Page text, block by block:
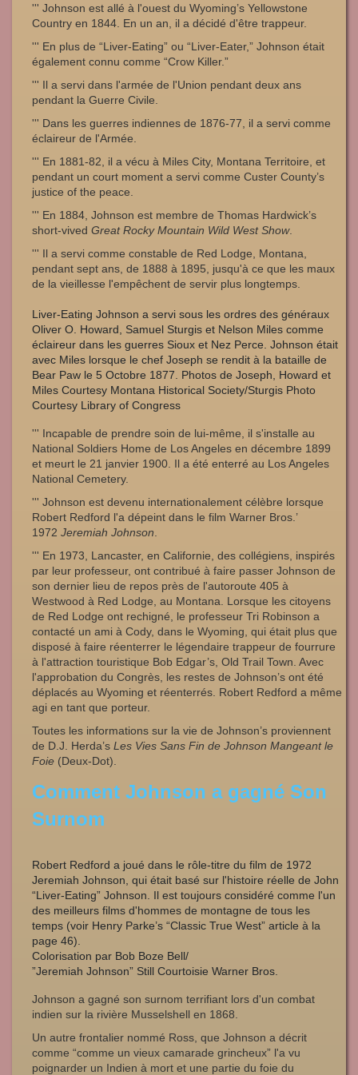
''' Johnson est allé à l'ouest du Wyoming’s Yellowstone
Country en 1844. En un an, il a décidé d'être trappeur.
''' En plus de “Liver-Eating” ou “Liver-Eater,” Johnson était
également connu comme “Crow Killer.”
''' Il a servi dans l'armée de l'Union pendant deux ans
pendant la Guerre Civile.
''' Dans les guerres indiennes de 1876-77, il a servi comme
éclaireur de l'Armée.
''' En 1881-82, il a vécu à Miles City, Montana Territoire, et
pendant un court moment a servi comme Custer County’s
justice of the peace.
''' En 1884, Johnson est membre de Thomas Hardwick’s
short-vived Great Rocky Mountain Wild West Show.
''' Il a servi comme constable de Red Lodge, Montana,
pendant sept ans, de 1888 à 1895, jusqu'à ce que les maux
de la vieillesse l'empêchent de servir plus longtemps.
Liver-Eating Johnson a servi sous les ordres des généraux
Oliver O. Howard, Samuel Sturgis et Nelson Miles comme
éclaireur dans les guerres Sioux et Nez Perce. Johnson était
avec Miles lorsque le chef Joseph se rendit à la bataille de
Bear Paw le 5 Octobre 1877. Photos de Joseph, Howard et
Miles Courtesy Montana Historical Society/Sturgis Photo
Courtesy Library of Congress
''' Incapable de prendre soin de lui-même, il s'installe au
National Soldiers Home de Los Angeles en décembre 1899
et meurt le 21 janvier 1900. Il a été enterré au Los Angeles
National Cemetery.
''' Johnson est devenu internationalement célèbre lorsque
Robert Redford l'a dépeint dans le film Warner Bros.’
1972 Jeremiah Johnson
''' En 1973, Lancaster, en Californie, des collégiens, inspirés
par leur professeur, ont contribué à faire passer Johnson de
son dernier lieu de repos près de l'autoroute 405 à
Westwood à Red Lodge, au Montana. Lorsque les citoyens
de Red Lodge ont rechigné, le professeur Tri Robinson a
contacté un ami à Cody, dans le Wyoming, qui était plus que
disposé à faire réenterrer le légendaire trappeur de fourrure
à l'attraction touristique Bob Edgar’s, Old Trail Town. Avec
l'approbation du Congrès, les restes de Johnson’s ont été
déplacés au Wyoming et réenterrés. Robert Redford a même
agi en tant que porteur.
Toutes les informations sur la vie de Johnson’s proviennent
de D.J. Herda’s Les Vies Sans Fin de Johnson Mangeant le
Foie (Deux-Dot).
Comment Johnson a gagné Son
Surnom
Robert Redford a joué dans le rôle-titre du film de 1972
Jeremiah Johnson, qui était basé sur l'histoire réelle de John
“Liver-Eating” Johnson. Il est toujours considéré comme l'un
des meilleurs films d'hommes de montagne de tous les
temps (voir Henry Parke’s “Classic True West” article à la
page 46).
Colorisation par Bob Boze Bell/
”Jeremiah Johnson” Still Courtoisie Warner Bros.
Johnson a gagné son surnom terrifiant lors d'un combat
indien sur la rivière Musselshell en 1868.
Un autre frontalier nommé Ross, que Johnson a décrit
comme “comme un vieux camarade grincheux” l'a vu
poignarder un Indien à mort et une partie du foie du